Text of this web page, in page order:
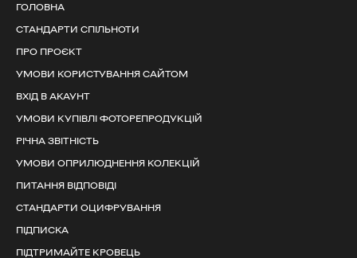
ГОЛОВНА
СТАНДАРТИ СПІЛЬНОТИ
ПРО ПРОЄКТ
УМОВИ КОРИСТУВАННЯ САЙТОМ
ВХІД В АКАУНТ
УМОВИ КУПІВЛІ ФОТОРЕПРОДУКЦІЙ
РІЧНА ЗВІТНІСТЬ
УМОВИ ОПРИЛЮДНЕННЯ КОЛЕКЦІЙ
ПИТАННЯ ВІДПОВІДІ
СТАНДАРТИ ОЦИФРУВАННЯ
ПІДПИСКА
ПІДТРИМАЙТЕ КРОВЕЦЬ